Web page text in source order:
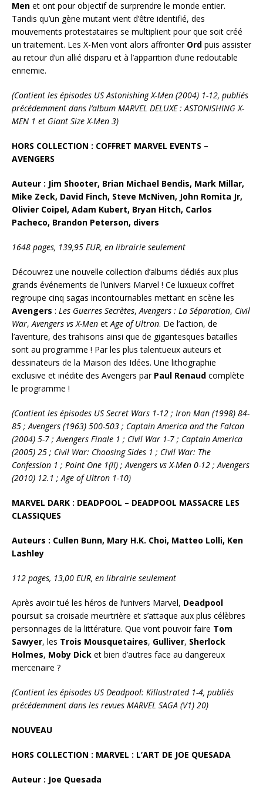
Men et ont pour objectif de surprendre le monde entier.
Tandis qu’un gène mutant vient d’être identifié, des
mouvements protestataires se multiplient pour que soit créé
un traitement. Les X-Men vont alors affronter Ord puis assister
au retour d’un allié disparu et à l’apparition d’une redoutable
ennemie.
(Contient les épisodes US Astonishing X-Men (2004) 1-12, publiés
précédemment dans l’album MARVEL DELUXE : ASTONISHING X-
MEN 1 et Giant Size X-Men 3)
HORS COLLECTION : COFFRET MARVEL EVENTS –
AVENGERS
Auteur : Jim Shooter, Brian Michael Bendis, Mark Millar,
Mike Zeck, David Finch, Steve McNiven, John Romita Jr,
Olivier Coipel, Adam Kubert, Bryan Hitch, Carlos
Pacheco, Brandon Peterson, divers
1648 pages, 139,95 EUR, en librairie seulement
Découvrez une nouvelle collection d’albums dédiés aux plus
grands événements de l’univers Marvel ! Ce luxueux coffret
regroupe cinq sagas incontournables mettant en scène les
Avengers : Les Guerres Secrètes,Avengers : La Séparation, Civil
War,Avengers vs X-Men etAge of Ultron. De l’action, de
l’aventure, des trahisons ainsi que de gigantesques batailles
sont au programme ! Par les plus talentueux auteurs et
dessinateurs de la Maison des Idées. Une lithographie
exclusive et inédite des Avengers par Paul Renaud complète
le programme !
(Contient les épisodes US Secret Wars 1-12 ; Iron Man (1998) 84-
85 ; Avengers (1963) 500-503 ; Captain America and the Falcon
(2004) 5-7 ; Avengers Finale 1 ; Civil War 1-7 ; Captain America
(2005) 25 ; Civil War: Choosing Sides 1 ; Civil War: The
Confession 1 ; Point One 1(II) ; Avengers vs X-Men 0-12 ; Avengers
(2010) 12.1 ; Age of Ultron 1-10)
MARVEL DARK : DEADPOOL – DEADPOOL MASSACRE LES
CLASSIQUES
Auteurs : Cullen Bunn, Mary H.K. Choi, Matteo Lolli, Ken
Lashley
112 pages, 13,00 EUR, en librairie seulement
Après avoir tué les héros de l’univers Marvel, Deadpool
poursuit sa croisade meurtrière et s’attaque aux plus célèbres
personnages de la littérature. Que vont pouvoir faire Tom
Sawyer, les Trois Mousquetaires, Gulliver, Sherlock
Holmes, Moby Dick et bien d’autres face au dangereux
mercenaire ?
(Contient les épisodes US Deadpool: Killustrated 1-4, publiés
précédemment dans les revues MARVEL SAGA (V1) 20)
NOUVEAU
HORS COLLECTION : MARVEL : L’ART DE JOE QUESADA
Auteur : Joe Quesada